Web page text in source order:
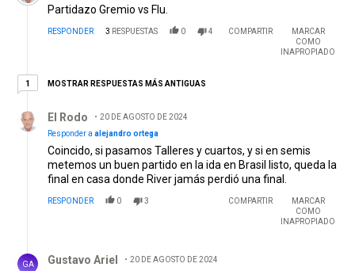
Partidazo Gremio vs Flu.
RESPONDER 3 RESPUESTAS 0 4 COMPARTIR
MARCAR
COMO
INAPROPIADO
11 respuesta más antiguas
MOSTRAR RESPUESTAS MÁS ANTIGUAS
El Rodo
20 DE AGOSTO DE 2024
Responder a alejandro ortega
Coincido, si pasamos Talleres y cuartos, y si en semis
metemos un buen partido en la ida en Brasil listo, queda la
final en casa donde River jamás perdió una final.
RESPONDER 0 3 COMPARTIR
MARCAR
COMO
INAPROPIADO
GA Gustavo Ariel
20 DE AGOSTO DE 2024